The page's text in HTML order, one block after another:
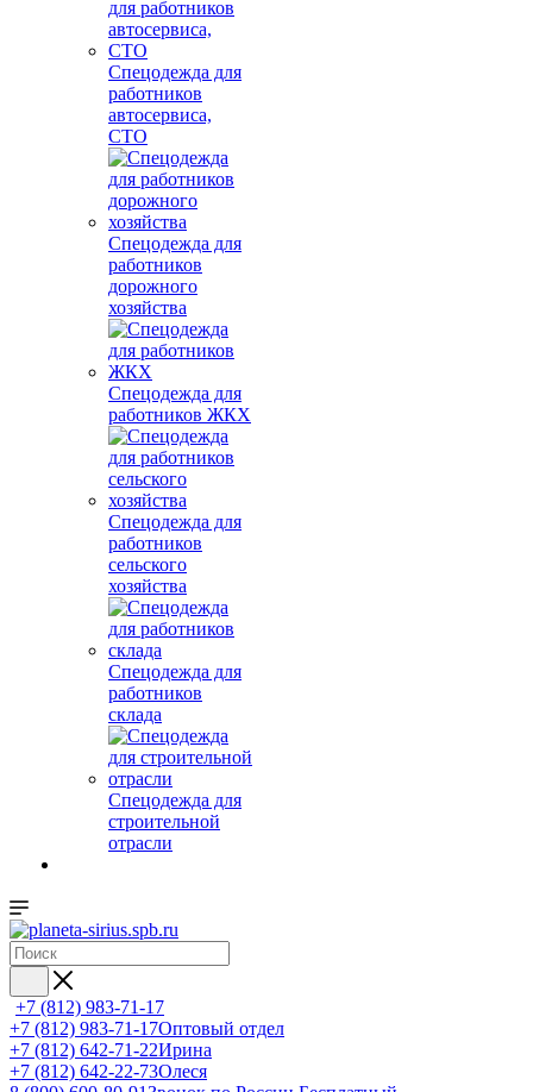
Спецодежда для
работников
автосервиса,
СТО
Спецодежда для
работников
дорожного
хозяйства
Спецодежда для
работников ЖКХ
Спецодежда для
работников
сельского
хозяйства
Спецодежда для
работников
склада
Спецодежда для
строительной
отрасли
+7 (812) 983-71-17
+7 (812) 983-71-17Оптовый отдел
+7 (812) 642-71-22Ирина
+7 (812) 642-22-73Олеся